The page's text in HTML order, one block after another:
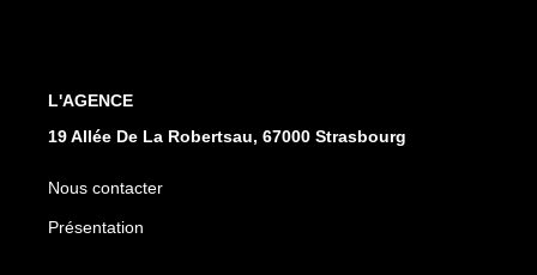
L'AGENCE
19 Allée De La Robertsau, 67000 Strasbourg
Nous contacter
Présentation